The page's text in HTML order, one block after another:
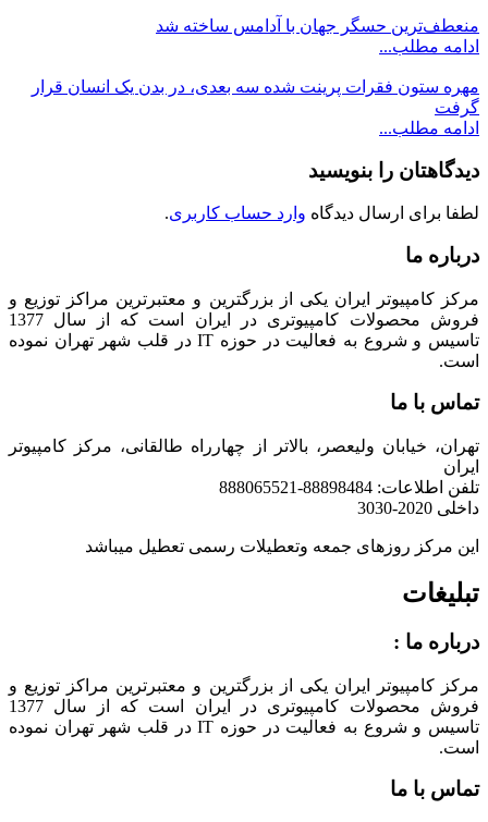
منعطف‌ترین حسگر جهان با آدامس ساخته شد
ادامه مطلب...
مهره ستون فقرات پرینت شده سه بعدی، در بدن یک انسان قرار
گرفت
ادامه مطلب...
دیدگاهتان را بنویسید
لطفا برای ارسال دیدگاه وارد حساب کاربری.
درباره ما
مرکز کامپیوتر ایران یکی از بزرگترین و معتبرترین مراکز توزیع و
فروش محصولات کامپیوتری در ایران است که از سال 1377
تاسیس و شروع به فعالیت در حوزه IT در قلب شهر تهران نموده
است.
تماس با ما
تهران، خیابان ولیعصر، بالاتر از چهارراه طالقانی، مرکز کامپیوتر
ایران
تلفن اطلاعات: 88898484-888065521
داخلی 2020-3030
این مرکز روزهای جمعه وتعطیلات رسمی تعطیل میباشد
تبلیغات
درباره ما :
مرکز کامپیوتر ایران یکی از بزرگترین و معتبرترین مراکز توزیع و
فروش محصولات کامپیوتری در ایران است که از سال 1377
تاسیس و شروع به فعالیت در حوزه IT در قلب شهر تهران نموده
است.
تماس با ما